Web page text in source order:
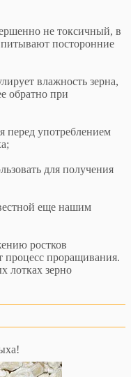
не токсичный, в
посторонние
влажность зерна,
обратно при
перед употреблением
для получения
еще нашим
ростков
процесс проращивания.
лотках зерно